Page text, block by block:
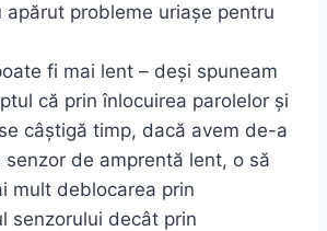
apărut probleme uriașe pentru
fi mai lent – deși spuneam
că prin înlocuirea parolelor și
câștigă timp, dacă avem de-a
senzor de amprentă lent, o să
mult deblocarea prin
senzorului decât prin